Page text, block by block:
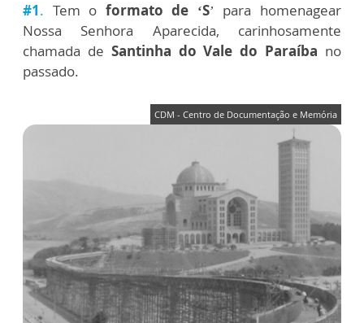
#1. Tem o formato de ‘S’ para homenagear
Nossa Senhora Aparecida, carinhosamente
chamada de Santinha do Vale do Paraíba no
passado.
CDM - Centro de Documentação e Memória